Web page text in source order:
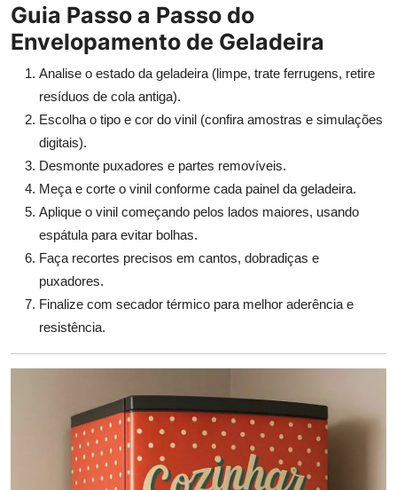
Guia Passo a Passo do
Envelopamento de Geladeira
Analise o estado da geladeira (limpe, trate ferrugens, retire
resíduos de cola antiga).
Escolha o tipo e cor do vinil (confira amostras e simulações
digitais).
Desmonte puxadores e partes removíveis.
Meça e corte o vinil conforme cada painel da geladeira.
Aplique o vinil começando pelos lados maiores, usando
espátula para evitar bolhas.
Faça recortes precisos em cantos, dobradiças e
puxadores.
Finalize com secador térmico para melhor aderência e
resistência.